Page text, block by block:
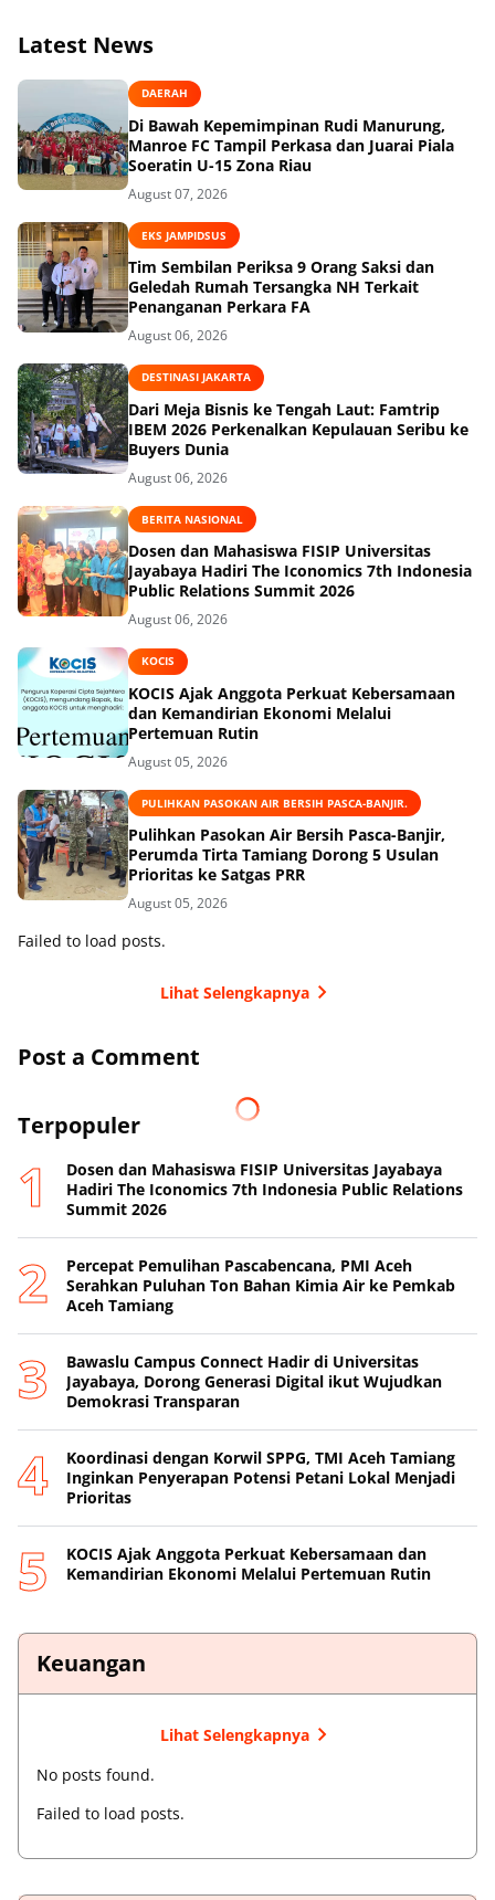
Latest News
DAERAH
Di Bawah Kepemimpinan Rudi Manurung,
Manroe FC Tampil Perkasa dan Juarai Piala
Soeratin U-15 Zona Riau
August 07, 2026
EKS JAMPIDSUS
Tim Sembilan Periksa 9 Orang Saksi dan
Geledah Rumah Tersangka NH Terkait
Penanganan Perkara FA
August 06, 2026
DESTINASI JAKARTA
Dari Meja Bisnis ke Tengah Laut: Famtrip
IBEM 2026 Perkenalkan Kepulauan Seribu ke
Buyers Dunia
August 06, 2026
BERITA NASIONAL
Dosen dan Mahasiswa FISIP Universitas
Jayabaya Hadiri The Iconomics 7th Indonesia
Public Relations Summit 2026
August 06, 2026
KOCIS
KOCIS Ajak Anggota Perkuat Kebersamaan
dan Kemandirian Ekonomi Melalui
Pertemuan Rutin
August 05, 2026
PULIHKAN PASOKAN AIR BERSIH PASCA-BANJIR.
Pulihkan Pasokan Air Bersih Pasca-Banjir,
Perumda Tirta Tamiang Dorong 5 Usulan
Prioritas ke Satgas PRR
August 05, 2026
Failed to load posts.
Lihat Selengkapnya
Post a Comment
Terpopuler
Dosen dan Mahasiswa FISIP Universitas Jayabaya
Hadiri The Iconomics 7th Indonesia Public Relations
Summit 2026
Percepat Pemulihan Pascabencana, PMI Aceh
Serahkan Puluhan Ton Bahan Kimia Air ke Pemkab
Aceh Tamiang
Bawaslu Campus Connect Hadir di Universitas
Jayabaya, Dorong Generasi Digital ikut Wujudkan
Demokrasi Transparan
Koordinasi dengan Korwil SPPG, TMI Aceh Tamiang
Inginkan Penyerapan Potensi Petani Lokal Menjadi
Prioritas
KOCIS Ajak Anggota Perkuat Kebersamaan dan
Kemandirian Ekonomi Melalui Pertemuan Rutin
Keuangan
Lihat Selengkapnya
No posts found.
Failed to load posts.